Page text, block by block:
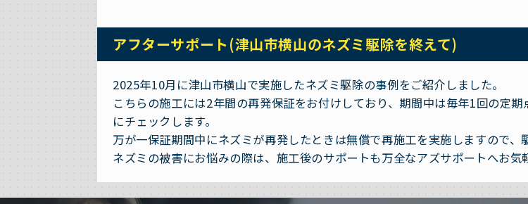
アフターサポート(津山市横山のネズミ駆除を終えて)
2025年10月に津山市横山で実施したネズミ駆除の事例をご紹介しました。
こちらの施工には2年間の再発保証をお付けしており、期間中は毎年1回の定
にチェックします。
万が一保証期間中にネズミが再発したときは無償で再施工を実施しますので、
ネズミの被害にお悩みの際は、施工後のサポートも万全なアズサポートへお気